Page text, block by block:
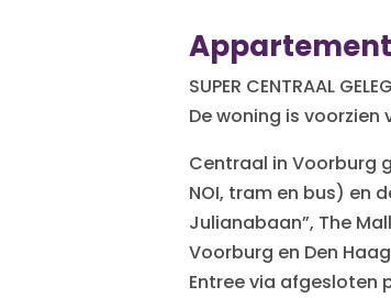
SUPER CENTRAAL
De woning is
Centraal in Voorburg
NOI, tram en bus) en
Julianabaan”, The
Voorburg en Den
Entree via afgesloten